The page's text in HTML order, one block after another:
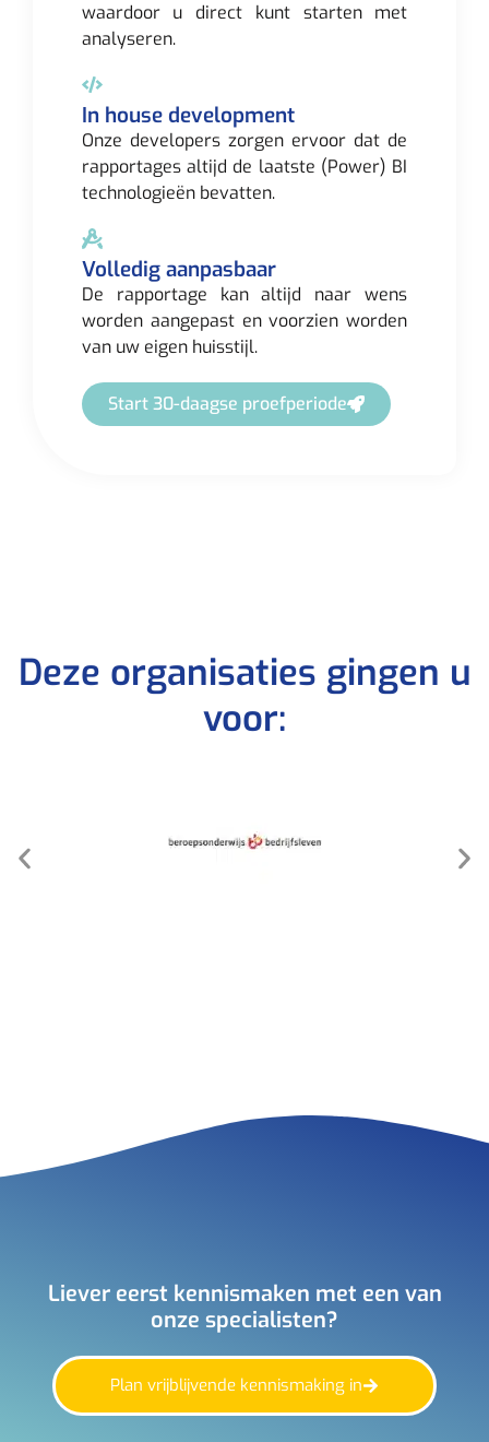
waardoor u direct kunt starten met
analyseren.
In house development
Onze developers zorgen ervoor dat de
rapportages altijd de laatste (Power) BI
technologieën bevatten.
Volledig aanpasbaar
De rapportage kan altijd naar wens
worden aangepast en voorzien worden
van uw eigen huisstijl.
Start 30-daagse proefperiode
Deze organisaties gingen u
voor:
Liever eerst kennismaken met een van
onze specialisten?
Plan vrijblijvende kennismaking in